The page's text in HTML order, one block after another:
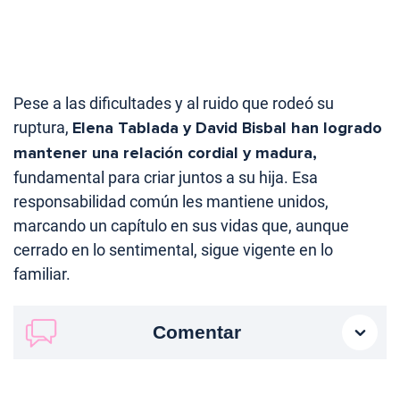
Pese a las dificultades y al ruido que rodeó su
ruptura, Elena Tablada y David Bisbal han logrado
mantener una relación cordial y madura,
fundamental para criar juntos a su hija. Esa
responsabilidad común les mantiene unidos,
marcando un capítulo en sus vidas que, aunque
cerrado en lo sentimental, sigue vigente en lo
familiar.
Comentar